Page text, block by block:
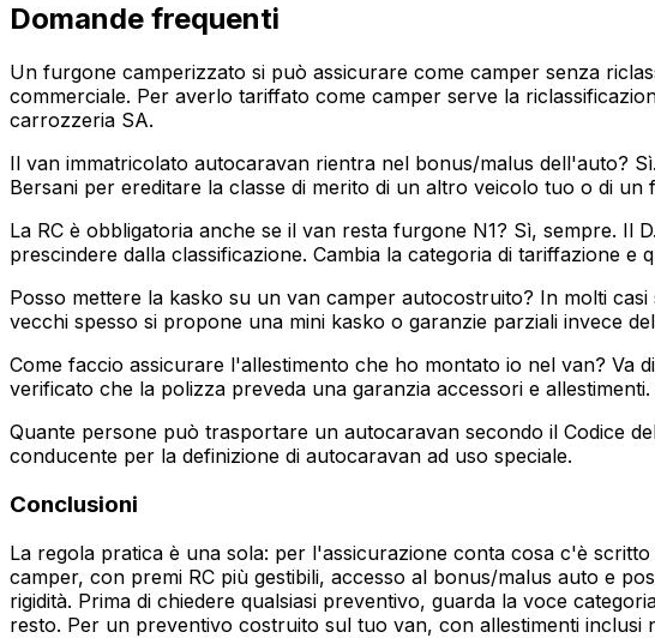
Domande frequenti
Un furgone camperizzato si può assicurare come camper senza
commerciale. Per averlo tariffato come camper serve la
carrozzeria SA.
Il van immatricolato autocaravan rientra nel bonus/malus dell'auto?
Bersani per ereditare la classe di merito di un altro veicolo tuo o di
La RC è obbligatoria anche se il van resta furgone N1? Sì, sempre.
prescindere dalla classificazione. Cambia la categoria di tariffazione e
Posso mettere la kasko su un van camper autocostruito? In molti
vecchi spesso si propone una mini kasko o garanzie parziali invece
Come faccio assicurare l'allestimento che ho montato io nel van?
verificato che la polizza preveda una garanzia accessori e
Quante persone può trasportare un autocaravan secondo il Codice
conducente per la definizione di autocaravan ad uso speciale.
Conclusioni
La regola pratica è una sola: per l'assicurazione conta cosa c'è
camper, con premi RC più gestibili, accesso al bonus/malus auto e
rigidità. Prima di chiedere qualsiasi preventivo, guarda la voce
resto. Per un preventivo costruito sul tuo van, con allestimenti